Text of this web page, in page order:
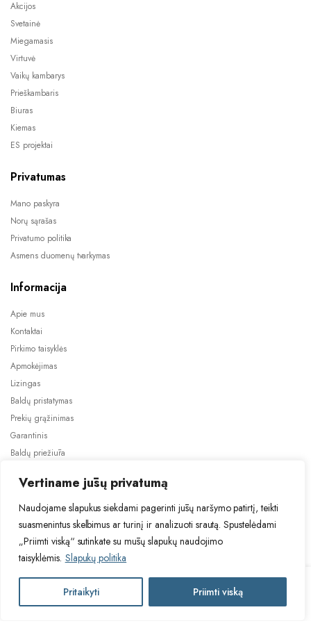
Vertiname jūsų privatumą
Naudojame slapukus siekdami pagerinti jūsų naršymo patirtį, teikti
suasmenintus skelbimus ar turinį ir analizuoti srautą. Spustelėdami
„Priimti viską“ sutinkate su mūsų slapukų naudojimo
taisyklėmis. Slapukų politika
Pritaikyti Priimti viskąĮ krepšelį
Akcijos
Svetainė
Miegamasis
Virtuvė
Vaikų kambarys
Prieškambaris
Biuras
Kiemas
ES projektai
Privatumas
Mano paskyra
Norų sąrašas
Privatumo politika
Asmens duomenų tvarkymas
Informacija
Apie mus
Kontaktai
Pirkimo taisyklės
Apmokėjimas
Lizingas
Baldų pristatymas
Prekių grąžinimas
Garantinis
Baldų priežiūra
2024 © Visos teisės saugomos. Be TauBaldai.lt sutikimo draudžiama
Asmens duomenų tvarkymas